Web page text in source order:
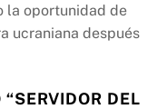
la oportunidad de
ucraniana después
DEL